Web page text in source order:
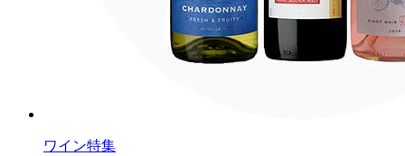
ワイン特集